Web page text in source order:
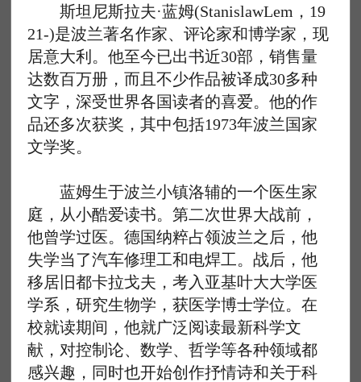
斯坦尼斯拉夫·蓝姆(StanislawLem，19
21-)是波兰著名作家、评论家和博学家，现
居意大利。他至今已出书近30部，销售量
达数百万册，而且不少作品被译成30多种
文字，深受世界各国读者的喜爱。他的作
品还多次获奖，其中包括1973年波兰国家
文学奖。
蓝姆生于波兰小镇洛辅的一个医生家
庭，从小酷爱读书。第二次世界大战前，
他曾学过医。德国纳粹占领波兰之后，他
失学当了汽车修理工和电焊工。战后，他
移居旧都卡拉戈夫，考入亚基叶大大学医
学系，研究生物学，获医学博士学位。在
校就读期间，他就广泛阅读最新科学文
献，对控制论、数学、哲学等各种领域都
感兴趣，同时也开始创作抒情诗和关于科